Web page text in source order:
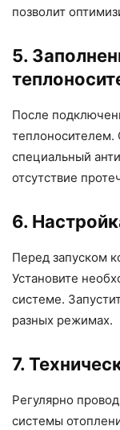
позволит
5.
После
теплоносителем.
специальный
отсутствие
6.
Перед запуском
Установите
системе.
разных режимах.
7.
Регулярно
системы